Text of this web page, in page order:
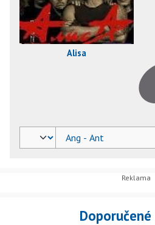
Alisa